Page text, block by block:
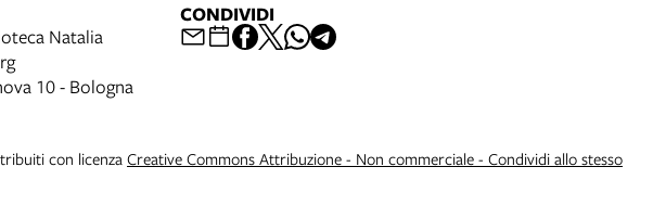
Natalia
10 - Bologna
CONDIVIDI
con licenza Creative Commons Attribuzione - Non commerciale - Condividi allo stesso